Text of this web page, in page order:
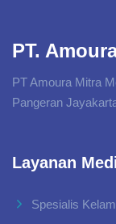
PT.
PT Amoura Mitra
Pangeran
Layanan
Spesialis